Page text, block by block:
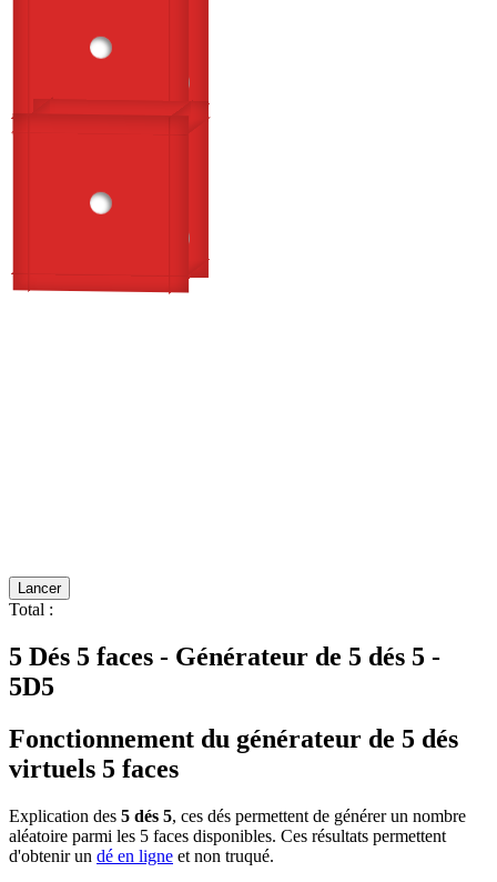
Lancer
Total :
5 Dés 5 faces - Générateur de 5 dés 5 -
5D5
Fonctionnement du générateur de 5 dés
virtuels 5 faces
Explication des 5 dés 5, ces dés permettent de générer un nombre
aléatoire parmi les 5 faces disponibles. Ces résultats permettent
d'obtenir un dé en ligne et non truqué.